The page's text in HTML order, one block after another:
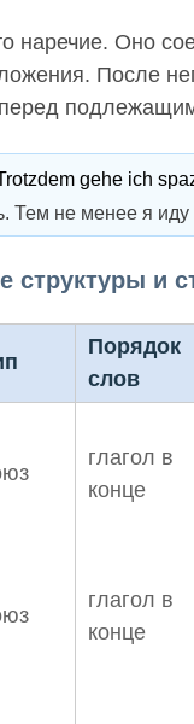
наречие. Оно
После
перед
gehe ich
Тем не менее я иду
структуры и
Порядок
слов
глагол в
конце
глагол в
конце